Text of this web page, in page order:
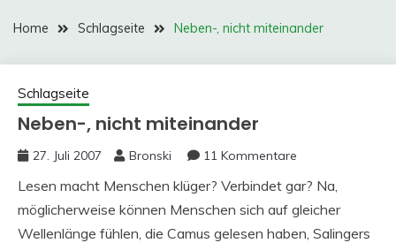
Home Schlagseite Neben-, nicht miteinander
Schlagseite
Neben-, nicht miteinander
27. Juli 2007 Bronski 11 Kommentare
Lesen macht Menschen klüger? Verbindet gar? Na,
möglicherweise können Menschen sich auf gleicher
Wellenlänge fühlen, die Camus gelesen haben, Salingers